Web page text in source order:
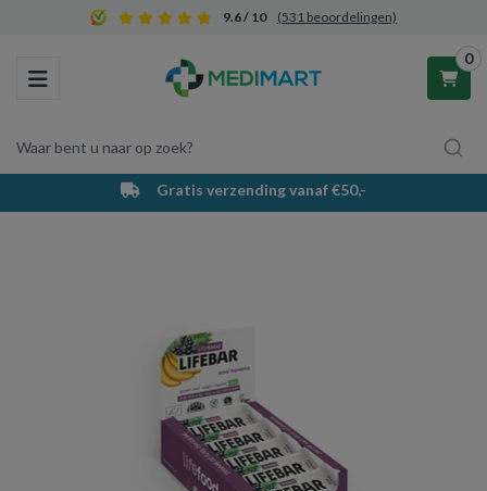
9.6 / 10 (531 beoordelingen)
Toggle navigation
Waar bent u naar op zoek?
0
Winkelwagen
Vul hem met producten.
Gratis verzending vanaf €50,-